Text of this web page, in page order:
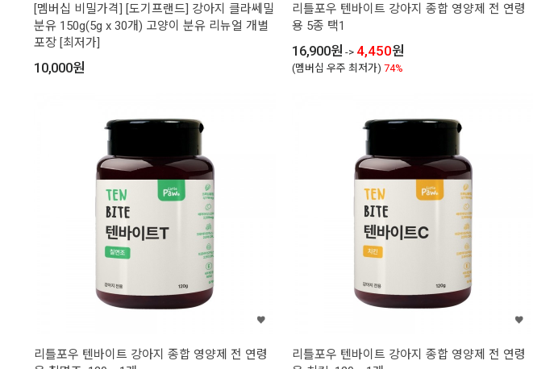
[멤버십 비밀가격] [도기프랜드] 강아지 클라쎄밀
분유 150g(5g x 30개) 고양이 분유 리뉴얼 개별
포장 [최저가]
10,000원
리틀포우 텐바이트 강아지 종합 영양제 전 연령
용 5종 택1
16,900원 -> 4,450원
(멤버십 우주 최저가) 74%
리틀포우 텐바이트 강아지 종합 영양제 전 연령
리틀포우 텐바이트 강아지 종합 영양제 전 연령